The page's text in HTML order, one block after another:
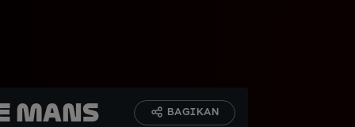
Mans BAGIKAN